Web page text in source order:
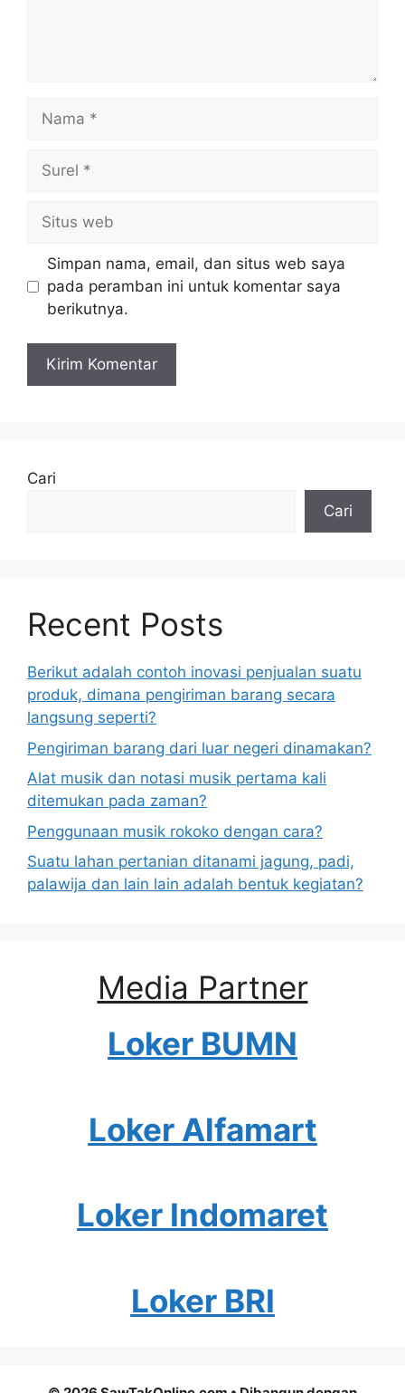
web
Simpan nama, email, dan situs web saya
pada peramban ini untuk komentar saya
berikutnya.
Cari
Cari
Recent Posts
Berikut adalah contoh inovasi penjualan suatu
produk, dimana pengiriman barang secara
langsung seperti?
Pengiriman barang dari luar negeri dinamakan?
Alat musik dan notasi musik pertama kali
ditemukan pada zaman?
Penggunaan musik rokoko dengan cara?
Suatu lahan pertanian ditanami jagung, padi,
palawija dan lain lain adalah bentuk kegiatan?
Media Partner
Loker BUMN
Loker Alfamart
Loker Indomaret
Loker BRI